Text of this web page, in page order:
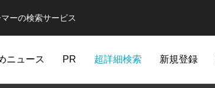
ーの検索サービス
ニュース PR 超詳細検索 新規登録